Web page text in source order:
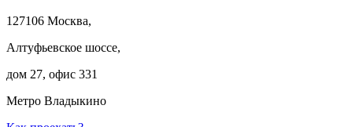
127106 Москва,
Алтуфьевское шоссе,
дом 27, офис 331
Метро Владыкино